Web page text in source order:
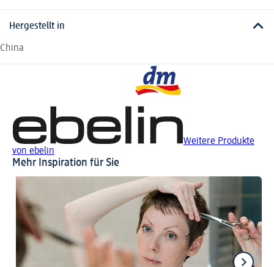
Hergestellt in
China
Weitere Produkte
von ebelin
Mehr Inspiration für Sie